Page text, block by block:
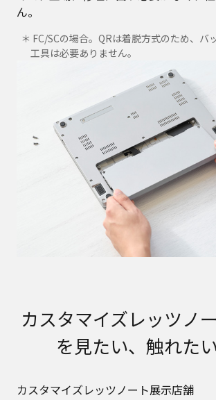
ん。
＊ FC/SCの場合。QRは着脱方式のため、バ
工具は必要ありません。
カスタマイズレッツノ
を見たい、触れた
カスタマイズレッツノート展示店舗